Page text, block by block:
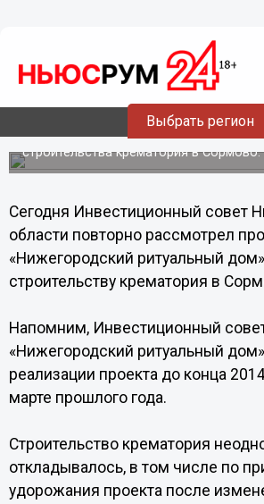
Выбрать регион
Строительство
начаться в Нижнем
году
Инвестсовет в очередной раз
строительства крематория в Сормово.
Сегодня Инвестиционный совет
области повторно рассмотрел
«Нижегородский ритуальный
строительству крематория в
Напомним, Инвестиционный
«Нижегородский ритуальный
реализации проекта до конца
марте прошлого года.
Строительство крематория
откладывалось, в том числе по
удорожания проекта после